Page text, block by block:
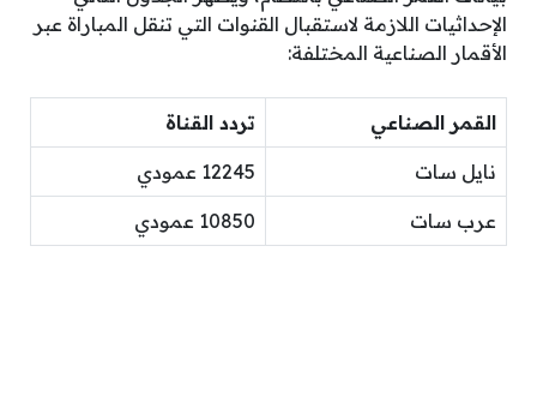
الإحداثيات اللازمة لاستقبال القنوات التي تنقل المباراة عبر
الأقمار الصناعية المختلفة:
القمر الصناعي تردد القناة
نايل سات 12245 عمودي
عرب سات 10850 عمودي